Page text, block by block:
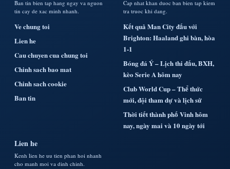
Ban tin bien tap hang ngay va nguon
tin cay de xac minh nhanh.
Ve chung toi
Lien he
Cau chuyen cua chung toi
Chinh sach bao mat
Chinh sach cookie
Ban tin
Cap nhat khan duoc ban bien tap kiem
tra truoc khi dang.
Kết quả Man City đấu với
Brighton: Haaland ghi bàn, hòa
1-1
Bóng đá Ý – Lịch thi đấu, BXH,
kèo Serie A hôm nay
Club World Cup – Thể thức
mới, đội tham dự và lịch sử
Thời tiết thành phố Vinh hôm
nay, ngày mai và 10 ngày tới
Lien he
Kenh lien he uu tien phan hoi nhanh
cho manh moi va dinh chinh.